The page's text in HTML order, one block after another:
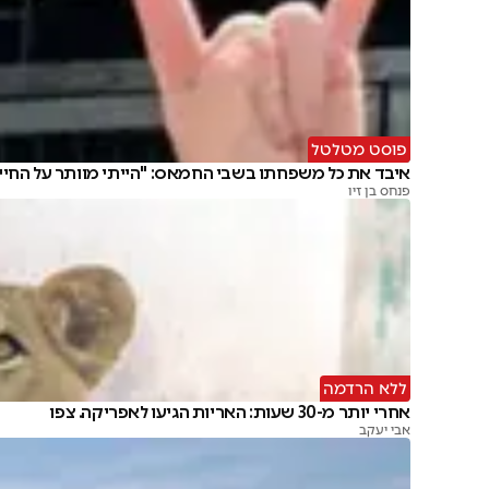
פוסט מטלטל
איבד את כל משפחתו בשבי החמאס: "הייתי מוותר על
פנחס בן זיו
ללא הרדמה
אחרי יותר מ-30 שעות: האריות הגיעו לאפריקה. צפו
אבי יעקב